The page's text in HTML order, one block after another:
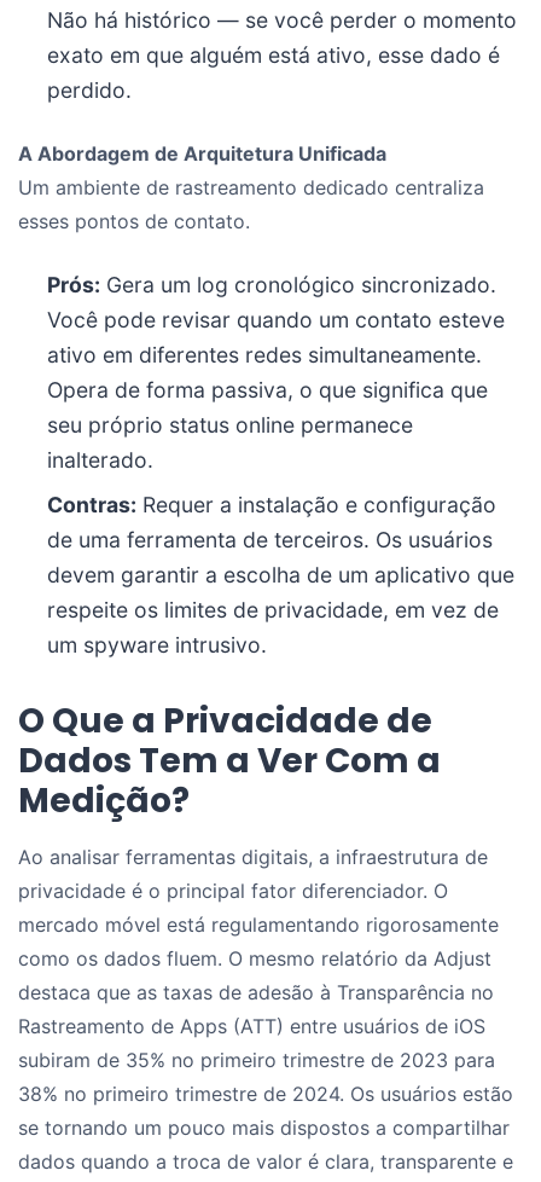
Não há histórico — se você perder o momento
exato em que alguém está ativo, esse dado é
perdido.
A Abordagem de Arquitetura Unificada
Um ambiente de rastreamento dedicado centraliza
esses pontos de contato.
Prós: Gera um log cronológico sincronizado.
Você pode revisar quando um contato esteve
ativo em diferentes redes simultaneamente.
Opera de forma passiva, o que significa que
seu próprio status online permanece
inalterado.
Contras: Requer a instalação e configuração
de uma ferramenta de terceiros. Os usuários
devem garantir a escolha de um aplicativo que
respeite os limites de privacidade, em vez de
um spyware intrusivo.
O Que a Privacidade de
Dados Tem a Ver Com a
Medição?
Ao analisar ferramentas digitais, a infraestrutura de
privacidade é o principal fator diferenciador. O
mercado móvel está regulamentando rigorosamente
como os dados fluem. O mesmo relatório da Adjust
destaca que as taxas de adesão à Transparência no
Rastreamento de Apps (ATT) entre usuários de iOS
subiram de 35% no primeiro trimestre de 2023 para
38% no primeiro trimestre de 2024. Os usuários estão
se tornando um pouco mais dispostos a compartilhar
dados quando a troca de valor é clara, transparente e